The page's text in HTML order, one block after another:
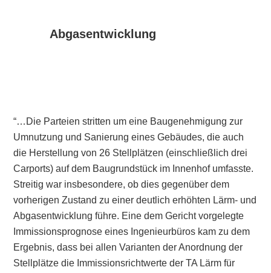
Abgasentwicklung
“…Die Parteien stritten um eine Baugenehmigung zur
Umnutzung und Sanierung eines Gebäudes, die auch
die Herstellung von 26 Stellplätzen (einschließlich drei
Carports) auf dem Baugrundstück im Innenhof umfasste.
Streitig war insbesondere, ob dies gegenüber dem
vorherigen Zustand zu einer deutlich erhöhten Lärm- und
Abgasentwicklung führe. Eine dem Gericht vorgelegte
Immissionsprognose eines Ingenieurbüros kam zu dem
Ergebnis, dass bei allen Varianten der Anordnung der
Stellplätze die Immissionsrichtwerte der TA Lärm für